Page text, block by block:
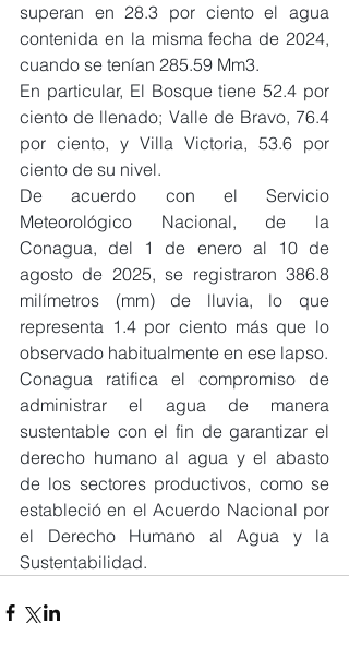
superan en 28.3 por ciento el agua
contenida en la misma fecha de 2024,
cuando se tenían 285.59 Mm3.
En particular, El Bosque tiene 52.4 por
ciento de llenado; Valle de Bravo, 76.4
por ciento, y Villa Victoria, 53.6 por
ciento de su nivel.
De acuerdo con el Servicio
Meteorológico Nacional, de la
Conagua, del 1 de enero al 10 de
agosto de 2025, se registraron 386.8
milímetros (mm) de lluvia, lo que
representa 1.4 por ciento más que lo
observado habitualmente en ese lapso.
Conagua ratifica el compromiso de
administrar el agua de manera
sustentable con el fin de garantizar el
derecho humano al agua y el abasto
de los sectores productivos, como se
estableció en el Acuerdo Nacional por
el Derecho Humano al Agua y la
Sustentabilidad.